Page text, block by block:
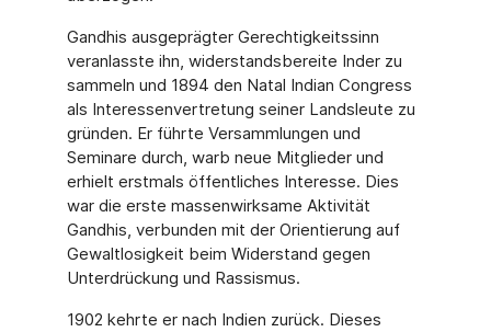
Gand­his ausgeprägter Gerechtigkeitssinn
veranlasste ihn, widerstandsbereite Inder zu
sammeln und 1894 den Natal Indian Congress
als Interessenvertretung seiner Landsleute zu
grün­den. Er führte Versammlungen und
Seminare durch, warb neue Mitglieder und
erhielt erst­mals öffentliches Interesse. Dies
war die erste massenwirksame Aktivität
Gandhis, ver­bunden mit der Orientierung auf
Gewaltlosigkeit beim Widerstand gegen
Unterdrückung und Rassismus.
1902 kehrte er nach Indien zurück. Dieses